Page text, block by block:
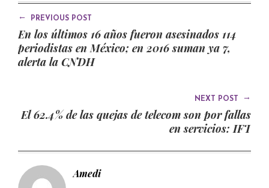
← PREVIOUS POST
En los últimos 16 años fueron asesinados 114
periodistas en México; en 2016 suman ya 7,
alerta la CNDH
NEXT POST →
El 62.4% de las quejas de telecom son por fallas
en servicios: IFT
Amedi